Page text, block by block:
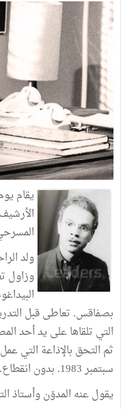
وزاول
بصفاقس. تعاطى قبل
التي تلقاها على يد أحد
سبتمبر 1983. بدون انقطاع.
يقول عنه المدوّن وأستاذ